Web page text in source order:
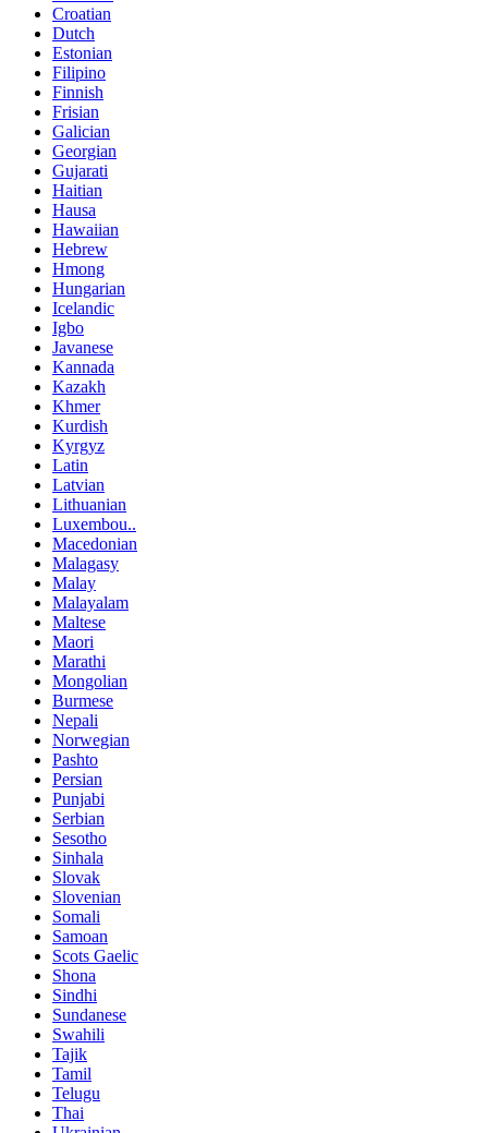
Croatian
Dutch
Estonian
Filipino
Finnish
Frisian
Galician
Georgian
Gujarati
Haitian
Hausa
Hawaiian
Hebrew
Hmong
Hungarian
Icelandic
Igbo
Javanese
Kannada
Kazakh
Khmer
Kurdish
Kyrgyz
Latin
Latvian
Lithuanian
Luxembou..
Macedonian
Malagasy
Malay
Malayalam
Maltese
Maori
Marathi
Mongolian
Burmese
Nepali
Norwegian
Pashto
Persian
Punjabi
Serbian
Sesotho
Sinhala
Slovak
Slovenian
Somali
Samoan
Scots Gaelic
Shona
Sindhi
Sundanese
Swahili
Tajik
Tamil
Telugu
Thai